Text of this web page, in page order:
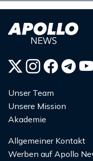
Unser Team
Unsere Mission
Akademie
Allgemeiner Kontakt
Werben auf Apollo